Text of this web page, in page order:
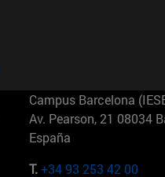
Campus Barcelona
Av. Pearson, 21 08034
España
T.+34 93 253 42 00